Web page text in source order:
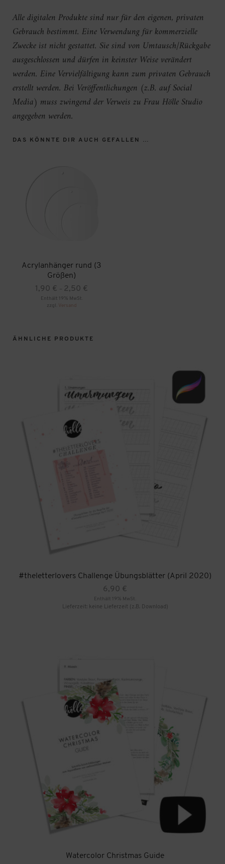
Alle digitalen Produkte sind nur für den eigenen, privaten
Gebrauch bestimmt. Eine Verwendung für kommerzielle
Zwecke ist nicht gestattet. Sie sind von Umtausch/Rückgabe
ausgeschlossen und dürfen in keinster Weise verändert
werden. Eine Vervielfältigung kann zum privaten Gebrauch
erstellt werden. Bei Veröffentlichungen (z.B. auf Social
Media) muss zwingend der Verweis zu Frau Hölle Studio
angegeben werden.
DAS KÖNNTE DIR AUCH GEFALLEN …
Acrylanhänger rund (3
Größen)
1,90 € – 2,50 €
Enthält 19% MwSt.
zzgl. Versand
mehrere
ÄHNLICHE PRODUKTE
#theletterlovers Challenge Übungsblätter (April 2020)
6,90 €
Enthält 19% MwSt.
Lieferzeit: keine Lieferzeit (z.B. Download)
Watercolor Christmas Guide